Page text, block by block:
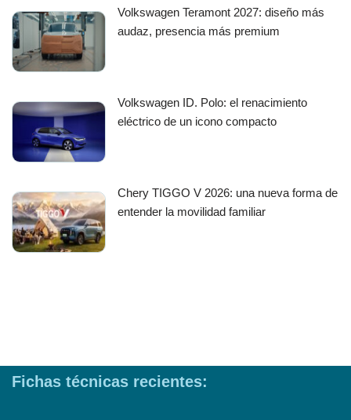
Volkswagen Teramont 2027: diseño más
audaz, presencia más premium
Volkswagen ID. Polo: el renacimiento
eléctrico de un icono compacto
Chery TIGGO V 2026: una nueva forma de
entender la movilidad familiar
Fichas técnicas recientes: